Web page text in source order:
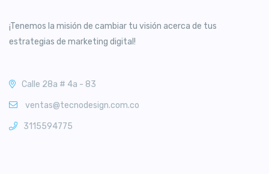
¡Tenemos la misión de cambiar tu visión acerca de tus
estrategias de marketing digital!
Calle 28a # 4a - 83
ventas@tecnodesign.com.co
3115594775